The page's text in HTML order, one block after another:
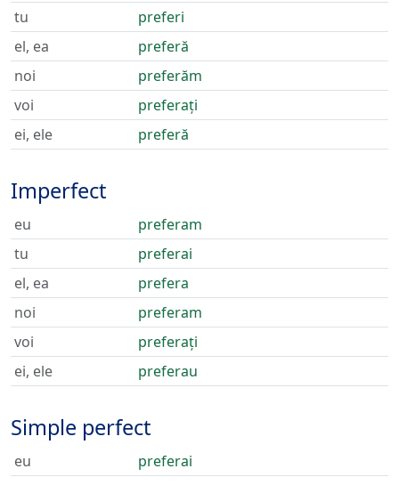
tu
preferi
el, ea
preferă
noi
preferăm
voi
preferați
ei, ele
preferă
Imperfect
eu
preferam
tu
preferai
el, ea
prefera
noi
preferam
voi
preferați
ei, ele
preferau
Simple perfect
eu
preferai